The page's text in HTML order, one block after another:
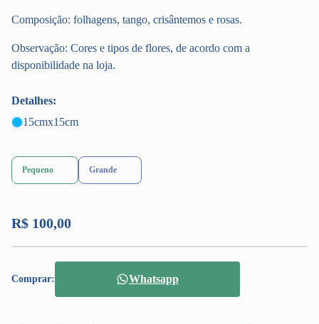
Composição: folhagens, tango, crisântemos e rosas.
Observação: Cores e tipos de flores, de acordo com a
disponibilidade na loja.
Detalhes:
15cmx15cm
Pequeno Grande
R$ 100,00
Comprar: Whatsapp